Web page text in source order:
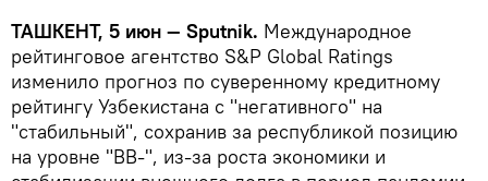
ТАШКЕНТ, 5 июн — Sputnik. Международное
рейтинговое агентство S&P Global Ratings
изменило прогноз по суверенному кредитному
рейтингу Узбекистана с "негативного" на
"стабильный", сохранив за республикой позицию
на уровне "ВВ-", из-за роста экономики и